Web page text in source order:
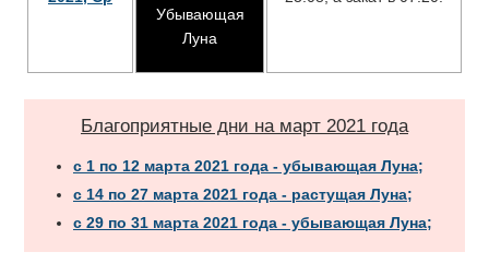
Убывающая
Луна
Благоприятные дни на март 2021 года
с 1 по 12 марта 2021 года - убывающая Луна;
с 14 по 27 марта 2021 года - растущая Луна;
с 29 по 31 марта 2021 года - убывающая Луна;